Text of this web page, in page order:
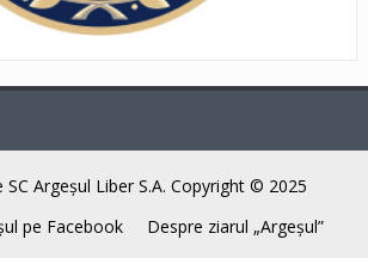
SC Argeşul Liber S.A. Copyright © 2025
pe Facebook Despre ziarul „Argeşul”